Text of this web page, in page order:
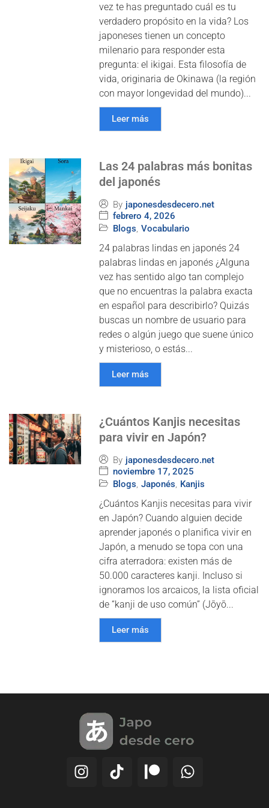
vez te has preguntado cuál es tu
verdadero propósito en la vida? Los
japoneses tienen un concepto
milenario para responder esta
pregunta: el ikigai. Esta filosofía de
vida, originaria de Okinawa (la región
con mayor longevidad del mundo)...
Leer más
Las 24 palabras más bonitas
del japonés
By japonesdesdecero.net
febrero 4, 2026
Blogs, Vocabulario
24 palabras lindas en japonés 24
palabras lindas en japonés ¿Alguna
vez has sentido algo tan complejo
que no encuentras la palabra exacta
en español para describirlo? Quizás
buscas un nombre de usuario para
redes o algún juego que suene único
y misterioso, o estás...
Leer más
¿Cuántos Kanjis necesitas
para vivir en Japón?
By japonesdesdecero.net
noviembre 17, 2025
Blogs, Japonés, Kanjis
¿Cuántos Kanjis necesitas para vivir
en Japón? Cuando alguien decide
aprender japonés o planifica vivir en
Japón, a menudo se topa con una
cifra aterradora: existen más de
50.000 caracteres kanji. Incluso si
ignoramos los arcaicos, la lista oficial
de “kanji de uso común” (Jōyō...
Leer más